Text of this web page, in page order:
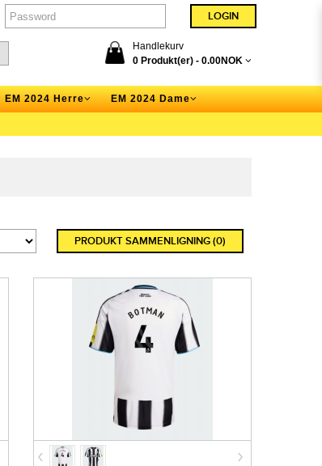
Handlekurv
0 Produkt(er) - 0.00NOK
EM 2024 Herre EM 2024 Dame
PRODUKT SAMMENLIGNING (0)